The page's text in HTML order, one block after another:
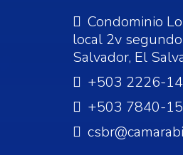
Condominio
local 2v
Salvador, El
+503 2226-
+503 7840-